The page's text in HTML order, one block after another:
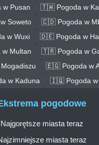
Pusan
🇹🇼 Pogoda w
Soweto
🇨🇩 Pogoda w
w Wuxi
🇩🇪 Pogoda w
Multan
🇹🇷 Pogoda w
🇪🇬 Pogoda w
w Kaduna
🇮🇶 Pogoda w
pogodowe
Najgorętsze miasta teraz
miasta teraz